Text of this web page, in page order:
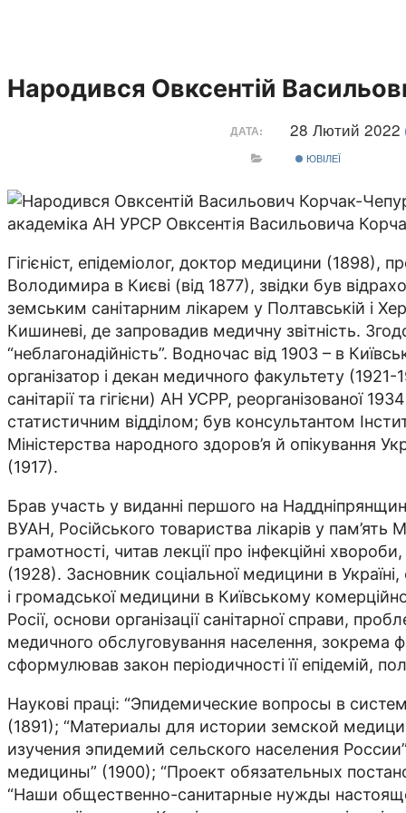
Народився Овксентій
ДАТА: 28 Лютий 2022
ЮВІЛЕЇ
академіка АН УРСР Овксентія Васильовича
Гігієніст, епідеміолог, доктор медицини (1898),
Володимира в Києві (від 1877), звідки був
земським санітарним лікарем у Полтавській і
Кишине­­ві, де запровадив медичну звітність.
“неблагонадійність”. Водночас від 1903 – в
організатор і декан медичного факультету
санітарії та гігієни) АН УСРР, реорганізованої
статистичним відділом; був консультантом
Міністерства народного здоров’я й опікування
(1917).
Брав участь у виданні першого на
ВУАН, Російського товариства лікарів у
грамотності, читав лек­­ції про інфекційні
(1928). Засновник соціальної медицини в Україні,
і громадської медицини в Ки­­ївському
Росії, основи організації санітарної справи,
медичного обслуговування населення, зокрема
сформулював закон періодичності її епідемій,
Наукові праці: “Эпидемические вопросы в
(1891); “Материалы для истории земской
изучения эпидемий сельского населения
медицины” (1900); “Проект обязательных
“Наши общественно-санитарные нужды